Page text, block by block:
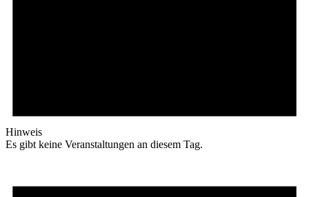
Hinweis
Es gibt keine Veranstaltungen an diesem Tag.